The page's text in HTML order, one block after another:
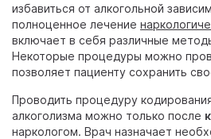
избавиться от алкогольной
полноценное лечение
включает в себя различные
Некоторые процедуры можно
позволяет пациенту сохранить
Проводить процедуру
алкоголизма можно только после
наркологом. Врач назначает